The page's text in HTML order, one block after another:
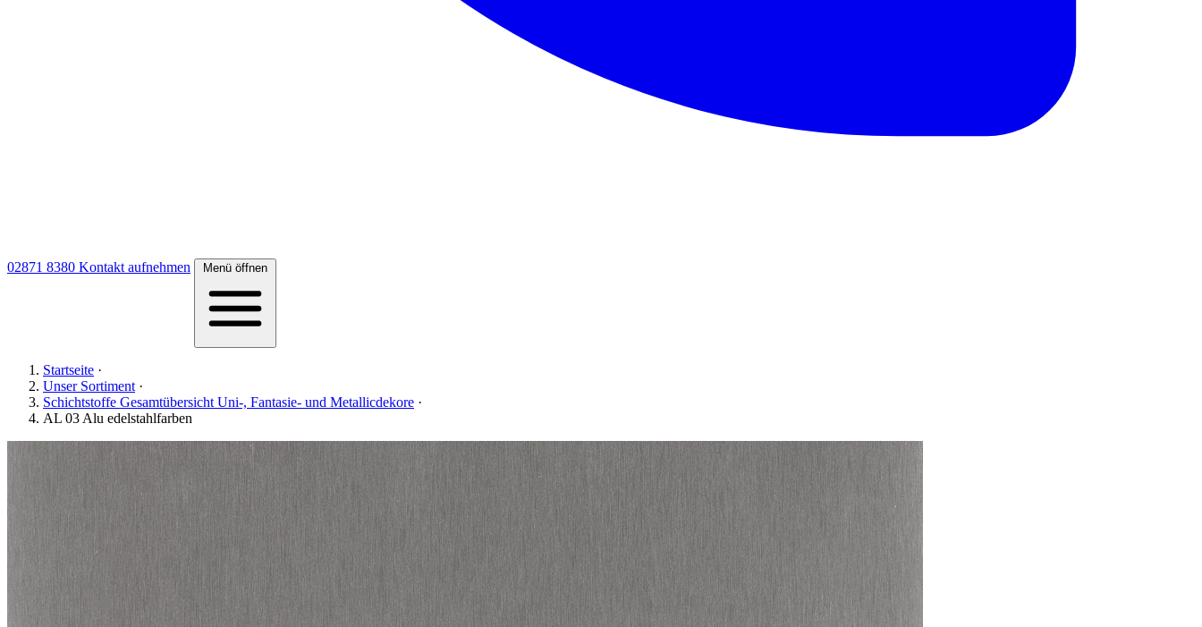
02871 8380 Kontakt aufnehmen Menü öffnen
Startseite ·
Unser Sortiment ·
Schichtstoffe Gesamtübersicht Uni-, Fantasie- und Metallicdekore ·
AL 03 Alu edelstahlfarben